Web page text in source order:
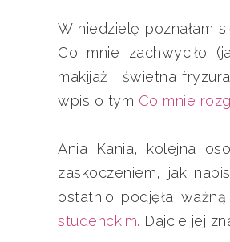
W niedzielę poznałam
Co mnie zachwyciło
makijaż i świetna
wpis o tym Co mnie
Ania Kania, kolejna
zaskoczeniem, jak
ostatnio podjęła
studenckim. Dajcie jej